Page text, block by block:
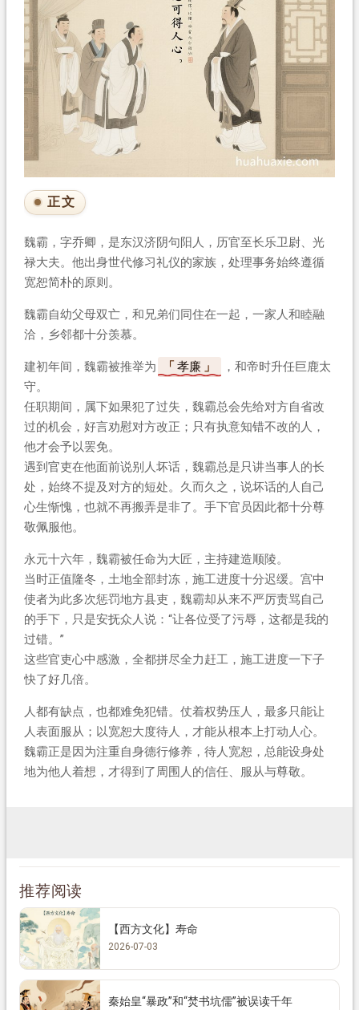
正文
魏霸，字乔卿，是东汉济阴句阳人，历官至长乐卫尉、光
禄大夫。他出身世代修习礼仪的家族，处理事务始终遵循
宽恕简朴的原则。
魏霸自幼父母双亡，和兄弟们同住在一起，一家人和睦融
洽，乡邻都十分羡慕。
建初年间，魏霸被推举为 孝廉
，和帝时升任巨鹿太
守。
任职期间，属下如果犯了过失，魏霸总会先给对方自省改
过的机会，好言劝慰对方改正；只有执意知错不改的人，
他才会予以罢免。
遇到官吏在他面前说别人坏话，魏霸总是只讲当事人的长
处，始终不提及对方的短处。久而久之，说坏话的人自己
心生惭愧，也就不再搬弄是非了。手下官员因此都十分尊
敬佩服他。
永元十六年，魏霸被任命为大匠，主持建造顺陵。
当时正值隆冬，土地全部封冻，施工进度十分迟缓。宫中
使者为此多次惩罚地方县吏，魏霸却从来不严厉责骂自己
的手下，只是安抚众人说：“让各位受了污辱，这都是我的
过错。”
这些官吏心中感激，全都拼尽全力赶工，施工进度一下子
快了好几倍。
人都有缺点，也都难免犯错。仗着权势压人，最多只能让
人表面服从；以宽恕大度待人，才能从根本上打动人心。
魏霸正是因为注重自身德行修养，待人宽恕，总能设身处
地为他人着想，才得到了周围人的信任、服从与尊敬。
推荐阅读
【西方文化】寿命
2026-07-03
秦始皇“暴政”和“焚书坑儒”被误读千年